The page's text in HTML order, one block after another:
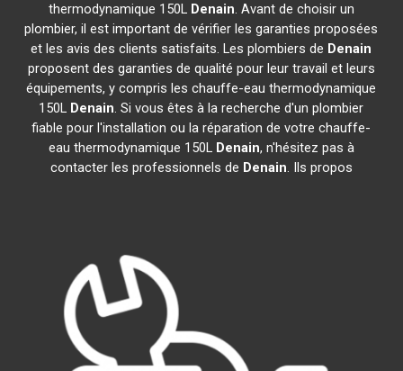
thermodynamique 150L Denain. Avant de choisir un
plombier, il est important de vérifier les garanties proposées
et les avis des clients satisfaits. Les plombiers de Denain
proposent des garanties de qualité pour leur travail et leurs
équipements, y compris les chauffe-eau thermodynamique
150L Denain. Si vous êtes à la recherche d'un plombier
fiable pour l'installation ou la réparation de votre chauffe-
eau thermodynamique 150L Denain, n'hésitez pas à
contacter les professionnels de Denain. Ils propos